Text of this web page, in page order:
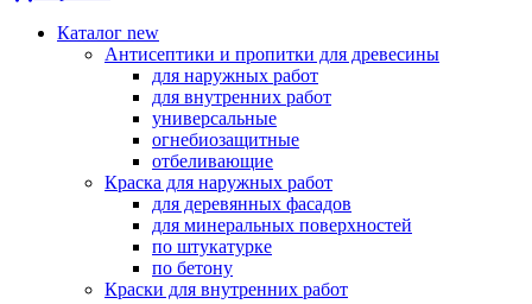
Каталог new
Антисептики и пропитки для древесины
для наружных работ
для внутренних работ
универсальные
огнебиозащитные
отбеливающие
Краска для наружных работ
для деревянных фасадов
для минеральных поверхностей
по штукатурке
по бетону
Краски для внутренних работ